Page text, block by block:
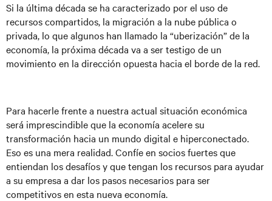
Si la última década se ha caracterizado por el uso de
recursos compartidos, la migración a la nube pública o
privada, lo que algunos han llamado la “uberización” de la
economía, la próxima década va a ser testigo de un
movimiento en la dirección opuesta hacia el borde de la red.
Para hacerle frente a nuestra actual situación económica
será imprescindible que la economía acelere su
transformación hacia un mundo digital e hiperconectado.
Eso es una mera realidad. Confíe en socios fuertes que
entiendan los desafíos y que tengan los recursos para ayudar
a su empresa a dar los pasos necesarios para ser
competitivos en esta nueva economía.